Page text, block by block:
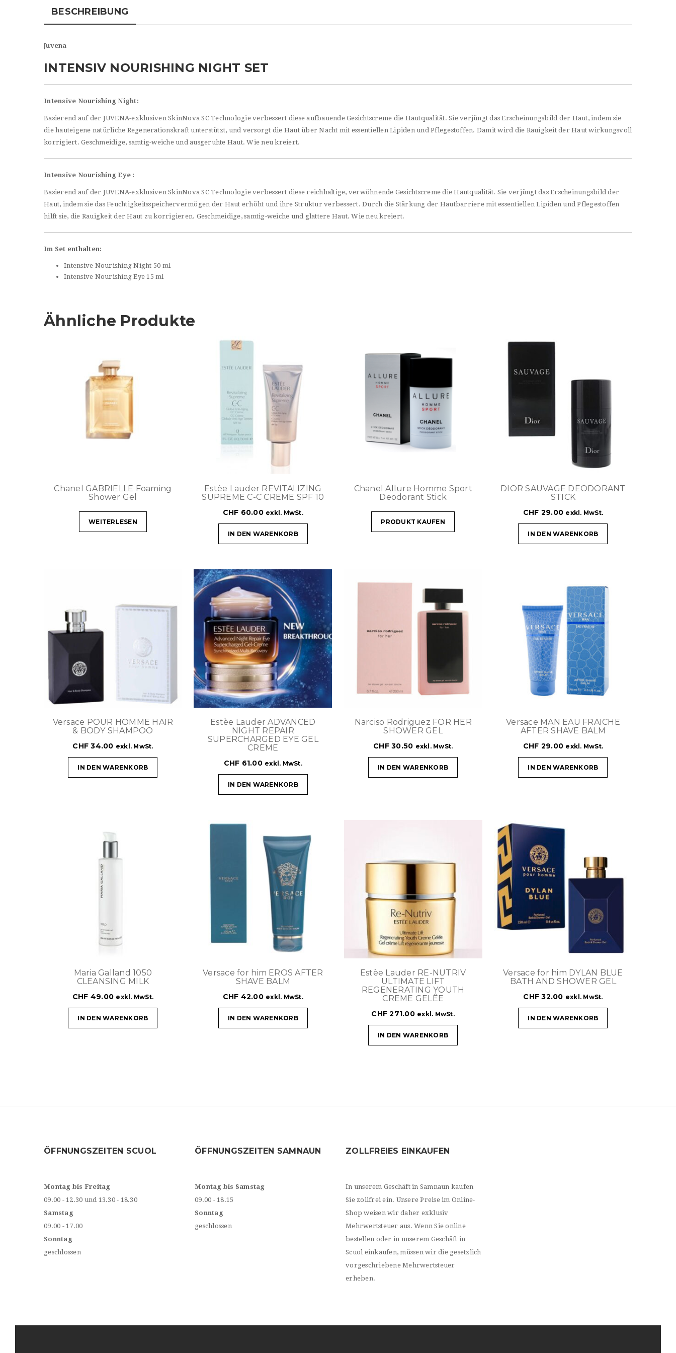
BESCHREIBUNG
Juvena
INTENSIV NOURISHING NIGHT SET
Intensive Nourishing Night:
Basierend auf der JUVENA-exklusiven SkinNova SC Technologie verbessert diese aufbauende Gesichtscreme die Hautqualität. Sie verjüngt das Erscheinungsbild der Haut, indem sie
die hauteigene natürliche Regenerationskraft unterstützt, und versorgt die Haut über Nacht mit essentiellen Lipiden und Pflegestoffen. Damit wird die Rauigkeit der Haut wirkungsvoll
korrigiert. Geschmeidige, samtig-weiche und ausgeruhte Haut. Wie neu kreiert.
Intensive Nourishing Eye :
Basierend auf der JUVENA-exklusiven SkinNova SC Technologie verbessert diese reichhaltige, verwöhnende Gesichtscreme die Hautqualität. Sie verjüngt das Erscheinungsbild der
Haut, indem sie das Feuchtigkeitsspeichervermögen der Haut erhöht und ihre Struktur verbessert. Durch die Stärkung der Hautbarriere mit essentiellen Lipiden und Pflegestoffen
hilft sie, die Rauigkeit der Haut zu korrigieren. Geschmeidige, samtig-weiche und glattere Haut. Wie neu kreiert.
Im Set enthalten:
Intensive Nourishing Night 50 ml
Intensive Nourishing Eye 15 ml
Ähnliche Produkte
Chanel GABRIELLE Foaming
Shower Gel
WEITERLESEN
Estèe Lauder REVITALIZING
SUPREME C-C CREME SPF 10
CHF 60.00 exkl. MwSt.
IN DEN WARENKORB
Chanel Allure Homme Sport
Deodorant Stick
PRODUKT KAUFEN
DIOR SAUVAGE DEODORANT
STICK
CHF 29.00 exkl. MwSt.
IN DEN WARENKORB
Versace POUR HOMME HAIR
& BODY SHAMPOO
CHF 34.00 exkl. MwSt.
IN DEN WARENKORB
Estèe Lauder ADVANCED
NIGHT REPAIR
SUPERCHARGED EYE GEL
CREME
CHF 61.00 exkl. MwSt.
IN DEN WARENKORB
Narciso Rodriguez FOR HER
SHOWER GEL
CHF30.50 exkl. MwSt.
IN DEN WARENKORB
Versace MAN EAU FRAICHE
AFTER SHAVE BALM
CHF 29.00 exkl. MwSt.
IN DEN WARENKORB
Maria Galland 1050
CLEANSING MILK
CHF 49.00 exkl. MwSt.
IN DEN WARENKORB
Versace for him EROS AFTER
SHAVE BALM
CHF 42.00 exkl. MwSt.
IN DEN WARENKORB
Estèe Lauder RE-NUTRIV
ULTIMATE LIFT
REGENERATING YOUTH
CREME GELÊE
CHF 271.00 exkl. MwSt.
IN DEN WARENKORB
Versace for him DYLAN BLUE
BATH AND SHOWER GEL
CHF 32.00 exkl. MwSt.
IN DEN WARENKORB
ÖFFNUNGSZEITEN SCUOL
Montag bis Freitag
09.00 - 12.30 und 13.30 - 18.30
Samstag
09.00 - 17.00
Sonntag
geschlossen
ÖFFNUNGSZEITEN SAMNAUN
Montag bis Samstag
09.00 - 18.15
Sonntag
geschlossen
ZOLLFREIES EINKAUFEN
In unserem Geschäft in Samnaun kaufen
Sie zollfrei ein. Unsere Preise im Online-
Shop weisen wir daher exklusiv
Mehrwertsteuer aus. Wenn Sie online
bestellen oder in unserem Geschäft in
Scuol einkaufen, müssen wir die gesetzlich
vorgeschriebene Mehrwertsteuer
erheben.